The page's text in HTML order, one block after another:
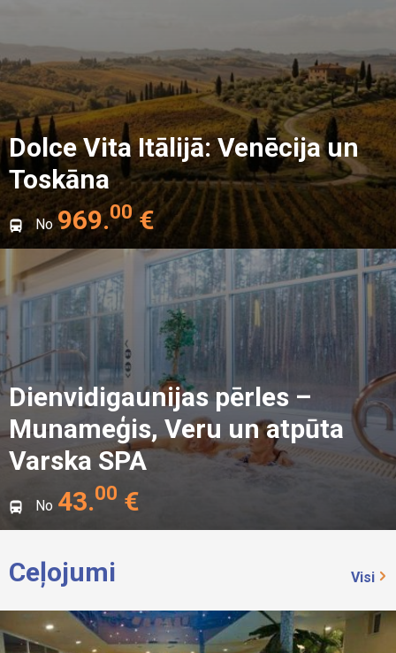
Dolce Vita Itālijā: Venēcija un
Toskāna
No 969.00€
Dienvidigaunijas pērles –
Munameģis, Veru un atpūta
Varska SPA
No 43.00 €
Ceļojumi Visi